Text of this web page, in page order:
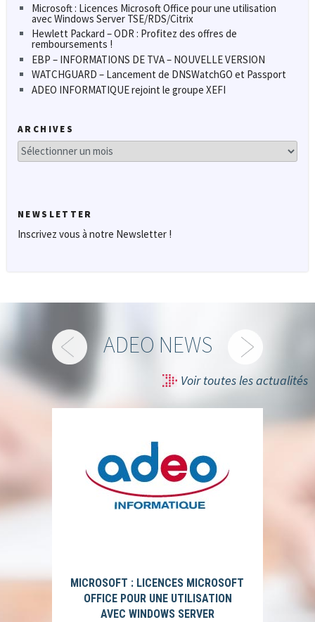
Microsoft : Licences Microsoft Office pour une utilisation
avec Windows Server TSE/RDS/Citrix
Hewlett Packard – ODR : Profitez des offres de
remboursements !
EBP – INFORMATIONS DE TVA – NOUVELLE VERSION
WATCHGUARD – Lancement de DNSWatchGO et Passport
ADEO INFORMATIQUE rejoint le groupe XEFI
ARCHIVES
Archives
NEWSLETTER
Inscrivez vous à notre Newsletter !
ADEO NEWS
Voir toutes les actualités
MICROSOFT : LICENCES MICROSOFT
OFFICE POUR UNE UTILISATION
AVEC WINDOWS SERVER